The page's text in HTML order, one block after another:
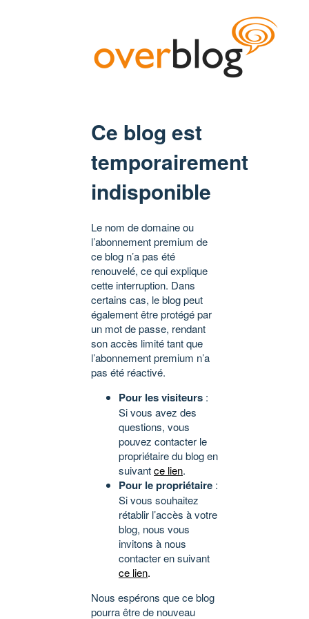
Ce blog est
temporairement
indisponible
Le nom de domaine ou
l’abonnement premium de
ce blog n’a pas été
renouvelé, ce qui explique
cette interruption. Dans
certains cas, le blog peut
également être protégé par
un mot de passe, rendant
son accès limité tant que
l’abonnement premium n’a
pas été réactivé.
Pour les visiteurs :
Si vous avez des
questions, vous
pouvez contacter le
propriétaire du blog en
suivantce lien.
Pour le propriétaire :
Si vous souhaitez
rétablir l’accès à votre
blog, nous vous
invitons à nous
contacter en suivant
ce lien.
Nous espérons que ce blog
pourra être de nouveau